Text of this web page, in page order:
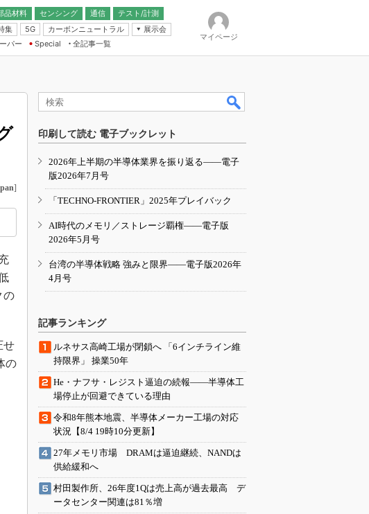
品材料 センシング
通信
テスト/計測
集
5G カーボンニュートラル
展示会
IoT・エッジコンピューティング
EXPO
TECHNO-FRONTIER
人とくるま展
パー
Special
全記事一覧
マイページ
]
の
せ
の
印刷して読む 電子ブックレット
2026年上半期の半導体業界を振り返る――電子
版2026年7月号
「TECHNO-FRONTIER」2025年プレイバック
AI時代のメモリ／ストレージ覇権――電子版
2026年5月号
台湾の半導体戦略 強みと限界――電子版2026年
4月号
記事ランキング
ルネサス高崎工場が閉鎖へ 「6インチライン維
持限界」 操業50年
He・ナフサ・レジスト逼迫の続報――半導体工
場停止が回避できている理由
令和8年熊本地震、半導体メーカー工場の対応
状況【8/4 19時10分更新】
27年メモリ市場 DRAMは逼迫継続、NANDは
供給緩和へ
村田製作所、26年度1Qは売上高が過去最高 デ
ータセンター関連は81％増